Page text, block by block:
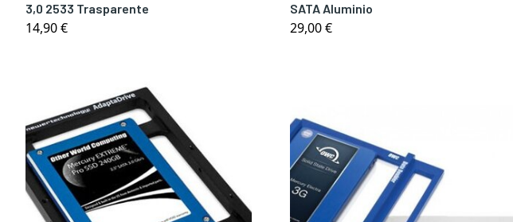
3,0 2533 Trasparente
14,90 €
SATA Aluminio
29,00 €